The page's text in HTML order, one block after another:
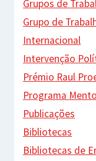
Grupos de
Grupo de
Internacional
Intervenção
Prémio Raul
Programa
Publicações
Bibliotecas
Bibliotecas de